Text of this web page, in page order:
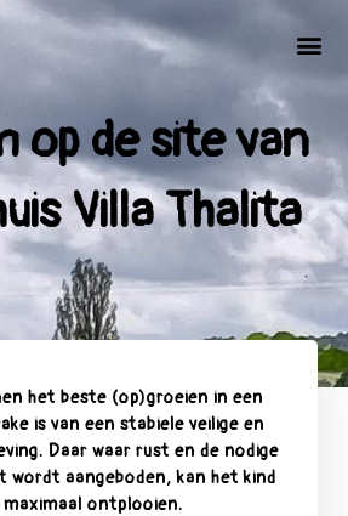
op de site van
Villa Thalita
het beste (op)groeien in een
is van een stabiele veilige en
Daar waar rust en de nodige
wordt aangeboden, kan het kind
ontplooien.